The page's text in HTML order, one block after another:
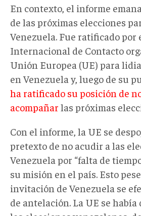
En contexto, el informe
de las próximas elecciones
Venezuela. Fue ratificado por
Internacional de Contacto
Unión Europea (UE) para
en Venezuela y, luego de su
ha ratificado su posición de
acompañar las próximas
Con el informe, la UE se
pretexto de no acudir a las
Venezuela por “falta de
su misión en el país. Esto
invitación de Venezuela se
de antelación. La UE se había